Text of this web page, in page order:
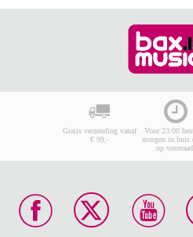
Gratis verzending vanaf
€ 99,-
Voor 23:00
morgen in huis
op